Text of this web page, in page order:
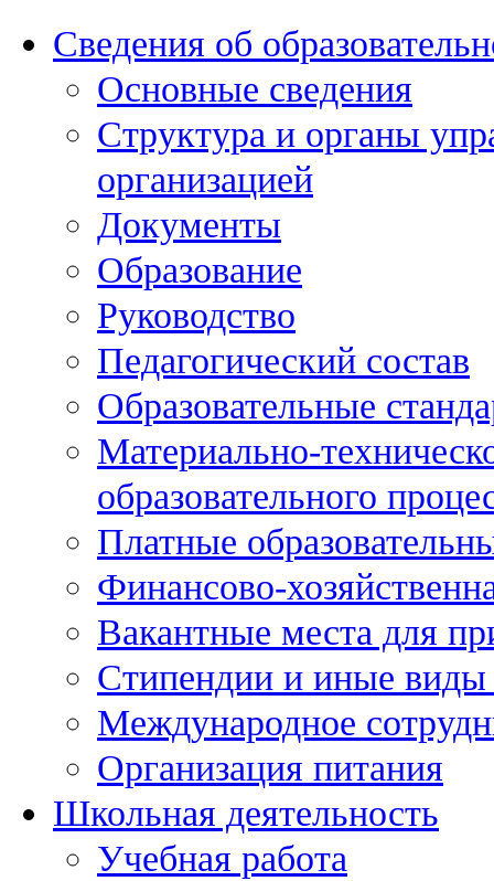
Сведения об
Основные сведения
Структура и органы
организацией
Документы
Образование
Руководство
Педагогический состав
Образовательные
Материально-
образовательного
Платные
Финансово-
Вакантные места для
Стипендии и иные виды
Международное
Организация питания
Школьная деятельность
Учебная работа